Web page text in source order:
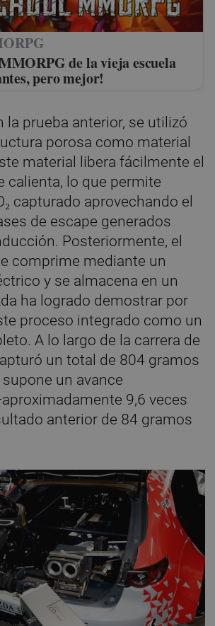
de la vieja escuela
pero mejor!
la prueba anterior, se utilizó
porosa como material
material libera fácilmente el
calienta, lo que permite
capturado aprovechando el
de escape generados
Posteriormente, el
comprime mediante un
y se almacena en un
ha logrado demostrar por
proceso integrado como un
A lo largo de la carrera de
un total de 804 gramos
supone un avance
9,6 veces
anterior de 84 gramos